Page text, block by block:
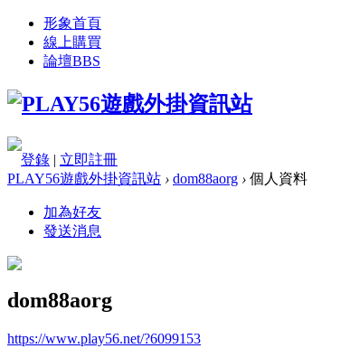
形象首頁
線上購買
論壇BBS
登錄 | 立即註冊
PLAY56遊戲外掛資訊站 › dom88aorg › 個人資料
加為好友
發送消息
dom88aorg
https://www.play56.net/?6099153